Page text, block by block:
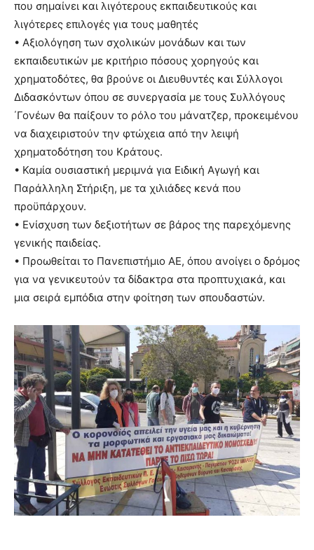
που σημαίνει και λιγότερους εκπαιδευτικούς και
λιγότερες επιλογές για τους μαθητές
• Αξιολόγηση των σχολικών μονάδων και των
εκπαιδευτικών με κριτήριο πόσους χορηγούς και
χρηματοδότες, θα βρούνε οι Διευθυντές και Σύλλογοι
Διδασκόντων όπου σε συνεργασία με τους Συλλόγους
΄Γονέων θα παίξουν το ρόλο του μάνατζερ, προκειμένου
να διαχειριστούν την φτώχεια από την λειψή
χρηματοδότηση του Κράτους.
• Καμία ουσιαστική μεριμνά για Ειδική Αγωγή και
Παράλληλη Στήριξη, με τα χιλιάδες κενά που
προϋπάρχουν.
• Ενίσχυση των δεξιοτήτων σε βάρος της παρεχόμενης
γενικής παιδείας.
• Προωθείται το Πανεπιστήμιο ΑΕ, όπου ανοίγει ο δρόμος
για να γενικευτούν τα δίδακτρα στα προπτυχιακά, και
μια σειρά εμπόδια στην φοίτηση των σπουδαστών.